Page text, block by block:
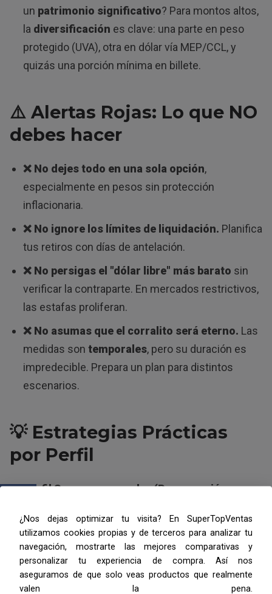
un patrimonio significativo? Para montos altos,
la diversificación es clave: una parte en peso
protegido (UVA), otra en dólar vía MEP/CCL, y
quizás una porción mínima en billete.
⚠️ Alertas Rojas: Lo que NO
debes hacer
❌ No dejes todo en una sola opción,
especialmente en pesos sin protección
inflacionaria.
❌ No ignore los límites de liquidación. Planifica
tus retiros con días de antelación.
❌ No persigas el "dólar libre" más barato sin
verificar la contraparte. En mercados restrictivos,
las estafas proliferan.
❌ No asumas que el corralito será eterno. Las
medidas son temporales, pero su duración es
impredecible. Prepara un plan para distintos
escenarios.
💡 Estrategias Prácticas
por Perfil
Perfil Superconservador (Preservación
Plazo Fijo UVApara el monto que necesitas en
pesos a plazo fijo. Prioriza la paz mental sobre el
rendimiento.
Perfil Moderado (Protección + Rendimiento):
¿Nos dejas optimizar tu visita? En SuperTopVentas
utilizamos cookies propias y de terceros para analizar tu
navegación, mostrarte las mejores comparativas y
personalizar tu experiencia de compra. Así nos
aseguramos de que solo veas productos que realmente
valen la pena.